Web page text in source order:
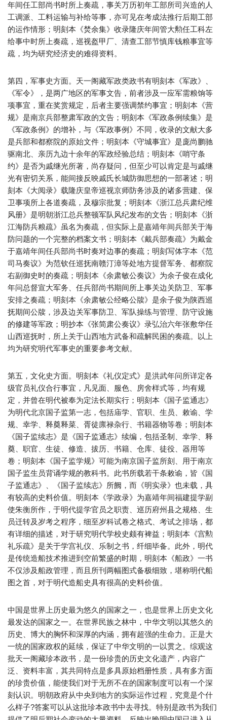
年间任工部尚书时所上奏疏，事关万历初年工部所司兴造的人
工调派、工料运输与补给等事，亦可见在考成法推行后期工部
的运作情形；明刻本《焚余集》收录隆庆年间管大勲任工科左
给事中时所上奏疏，巡视盔甲厂、清查工部节慎库钱粮事宜等
疏，均为研究经济史的难得资料。
第四，军事史方面。天一阁藏军政类政书有明刻本《军政》、
《军令》，是两广地区的军事文告，前者涉及一应军需粮饷等
项事宜，重在奖赏规定，后者主要强调禁约事宜；明刻本《营
规》是南京兵部整肃军政的文告；明刻本《军政条例续集》是
《军政条例》的增补，与《军政事例》不同，收录的文献大多
是兵部和都察院的原始文件；明刻本《守城事宜》是庞尚鹏驰
驱南北、亲历九边十余年的军政经验总结；明刻本《哨守条
约》是否为戚继光所著，尚存疑问，但至少可以肯定是与戚继
光有密切关系，能间接反映戚氏长城防御思想的一部著述；明
刻本《大阅录》载隆庆皇帝巡视京师防务涉及的诸多营建、保
卫事项所上各道奏疏，及穆宗批复；明刻本《浙江总兵肃纪维
风册》是明朝浙江总兵整顿军队风纪发布的文告；明刻本《浙
江海防兵粮疏》虽名为奏疏，但实际上是嘉靖年间兵部关于海
防问题的一个完整的档案文书；明刻本《戴兵部奏疏》为戴金
于嘉靖年间任兵部尚书时奏对边事的奏疏；明刻写体字本《范
司马奏议》为范钦任巡抚南赣汀漳等处地方提督军务、都察院
右副御史时的奏疏；明刻本《余肃敏公奏议》为余子俊在成化
年问总督宣大军务、任兵部尚书期间所上事关边关防卫、军事
安排之奏疏；明刻本《余肃敏公经略公牍》是余子俊为陕西巡
抚期间公牍，涉及边关军事防卫、军队操练与管理、防守设施
的修建等军政；明抄本《张简肃公奏议》录弘治六年张敷华任
山西巡抚时，所上关于山西地方武备和疏解民困的奏疏。以上
均为研究明代军事史的重要参考文献。
第五，文化史方面。明刻本《礼仪定式》是洪武年问所详定各
级官员礼仪合行事宜，凡见面、服色、房舍样式等，均有规
定，并曾在明代被奉为定法长期实行；明刻本《国子监通志》
为明代北京国子监第一志，包括庙学、官职、生员、敕谕、学
规、幸学、释奠释菜、胥徒廪禄杂行、书籍器物等卷；明刻本
《国子监续志》是《国子监通志》续编，包括圣制、幸学、释
奠、职官、生徒、修造、拔历、书籍、仓库、徒役、器用等
卷；明刻本《国子监学规》可能为南京国子监所刻、用于南京
国子监生员背诵学规的教科书。此书所载若干条敕谕，皆《国
子监通志》、《国子监续志》所阙，而《明实录》也未载，具
有较高的史料价值。明刻本《学政录》为嘉靖年间福建提学副
使朱衡所作，于明代提学官员之职责、巡历府州县之规格、生
员迁转及岁考之程序，细至岁科试卷之格式、考试之排场，都
有详细的描述，对于研究明代学校史颇有裨益；明刻本《宫勲
礼乐疏》是关于学宫礼仪、乐制之书，纤细毕备。此外，明代
是传统造船技术推进到空前繁盛的时期，明刻本《船政》一书
不仅涉及船政管理，而且所刊两幅图式备极细致，堪称明代船
图之首，对于明代造船史具有很高的史料价值。
中国是世界上历史最为悠久的国家之一，也是世界上历史文化
最发达的国家之一。在世界民族之林中，中华文明以其悠久的
历史、博大的胸怀和深厚的内涵，拥有超强的生命力。正是大
一统的国家政权的延续，保证了中华文明的一以贯之。综观这
批天一阁藏珍本政书，是一份珍贵的历史文化遗产，内容广
泛、资料丰富，其共同特点是多具原始档册性质，具有多方面
的珍贵价值，能使我们对于无所不在的国家制度可以有一个深
刻认识。明朝政府从中央到地方的实际运作过程，究竟是个什
么样子?答案可以从这批珍本政书中去寻找。特别是政书为我们